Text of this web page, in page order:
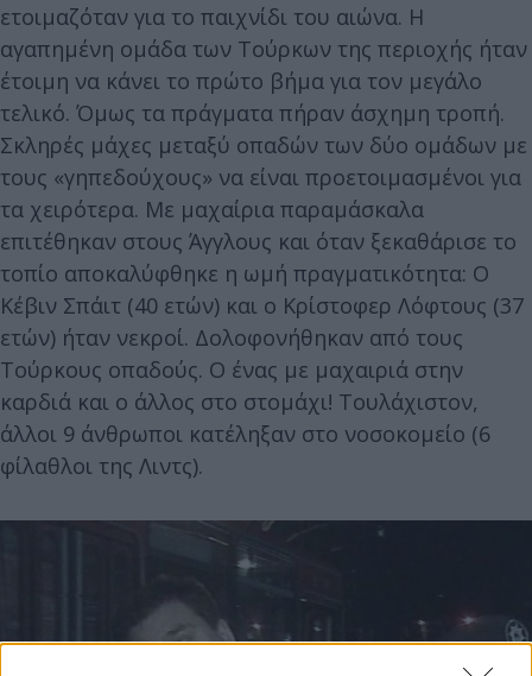
ετοιμαζόταν για το παιχνίδι του αιώνα. Η
αγαπημένη ομάδα των Τούρκων της περιοχής ήταν
έτοιμη να κάνει το πρώτο βήμα για τον μεγάλο
τελικό. Όμως τα πράγματα πήραν άσχημη τροπή.
Σκληρές μάχες μεταξύ οπαδών των δύο ομάδων με
τους «γηπεδούχους» να είναι προετοιμασμένοι για
τα χειρότερα. Με μαχαίρια παραμάσκαλα
επιτέθηκαν στους Άγγλους και όταν ξεκαθάρισε το
τοπίο αποκαλύφθηκε η ωμή πραγματικότητα: Ο
Κέβιν Σπάιτ (40 ετών) και ο Κρίστοφερ Λόφτους (37
ετών) ήταν νεκροί. Δολοφονήθηκαν από τους
Τούρκους οπαδούς. Ο ένας με μαχαιριά στην
καρδιά και ο άλλος στο στομάχι! Τουλάχιστον,
άλλοι 9 άνθρωποι κατέληξαν στο νοσοκομείο (6
φίλαθλοι της Λιντς).